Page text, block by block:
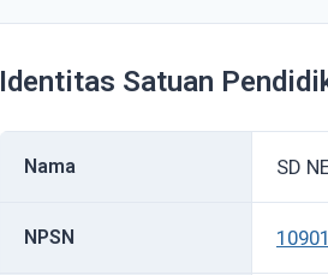
Identitas Satuan
Nama SD
NPSN